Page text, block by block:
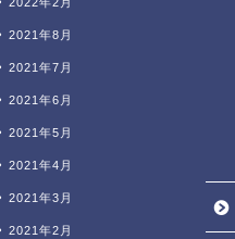
2021年8月
2021年7月
2021年6月
2021年5月
2021年4月
2021年3月
2021年2月